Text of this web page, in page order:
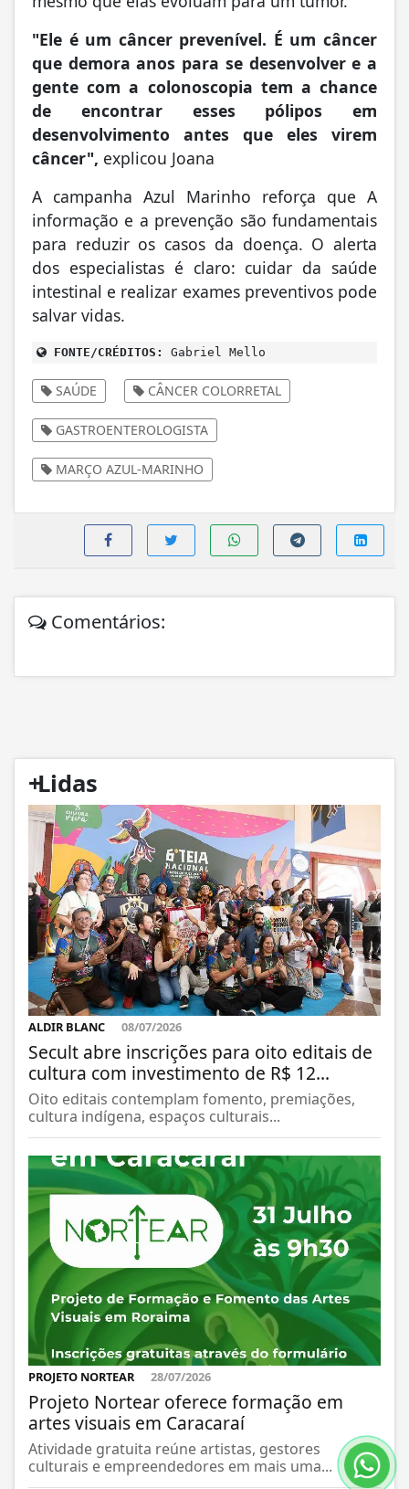
"Ele é um câncer prevenível. É um câncer
que demora anos para se desenvolver e a
gente com a colonoscopia tem a chance
de encontrar esses pólipos em
desenvolvimento antes que eles virem
câncer", explicou Joana
A campanha Azul Marinho reforça que A
informação e a prevenção são fundamentais
para reduzir os casos da doença. O alerta
dos especialistas é claro: cuidar da saúde
intestinal e realizar exames preventivos pode
salvar vidas.
FONTE/CRÉDITOS: Gabriel Mello
SAÚDE CÂNCER COLORRETAL
GASTROENTEROLOGISTA
MARÇO AZUL-MARINHO
Comentários:
+
Lidas
ALDIR BLANC 08/07/2026
Secult abre inscrições para oito editais de
cultura com investimento de R$ 12...
Oito editais contemplam fomento, premiações,
cultura indígena, espaços culturais...
PROJETO NORTEAR 28/07/2026
Projeto Nortear oferece formação em
artes visuais em Caracaraí
Atividade gratuita reúne artistas, gestores
culturais e empreendedores em mais uma...